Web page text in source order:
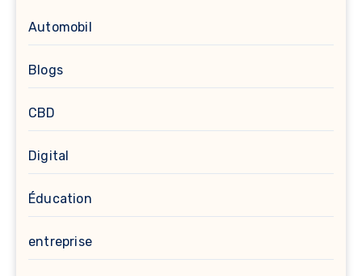
Automobil
Blogs
CBD
Digital
Éducation
entreprise